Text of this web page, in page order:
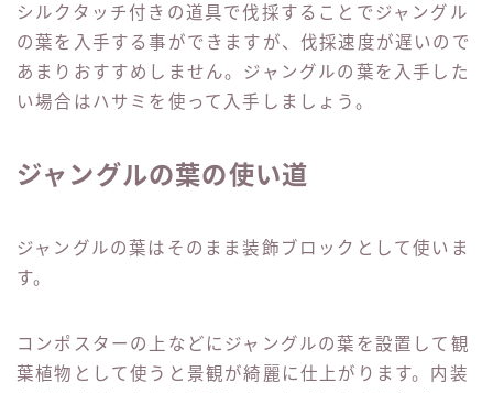
シルクタッチ付きの道具で伐採することでジャングル
の葉を入手する事ができますが、伐採速度が遅いので
あまりおすすめしません。ジャングルの葉を入手した
い場合はハサミを使って入手しましょう。
ジャングルの葉の使い道
ジャングルの葉はそのまま装飾ブロックとして使いま
す。
コンポスターの上などにジャングルの葉を設置して観
葉植物として使うと景観が綺麗に仕上がります。内装